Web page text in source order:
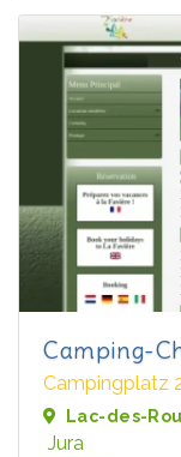
Camping-
Campingplatz
Lac-des-
Jura